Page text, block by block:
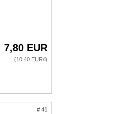
7,80 EUR
(10,40 EUR/l)
# 41